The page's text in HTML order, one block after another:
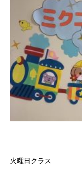
火曜日クラス